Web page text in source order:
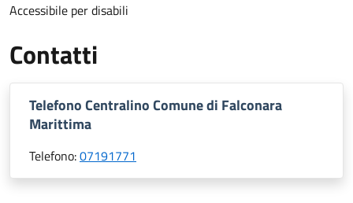
Accessibile per disabili
Contatti
Telefono Centralino Comune di Falconara
Marittima
Telefono:07191771